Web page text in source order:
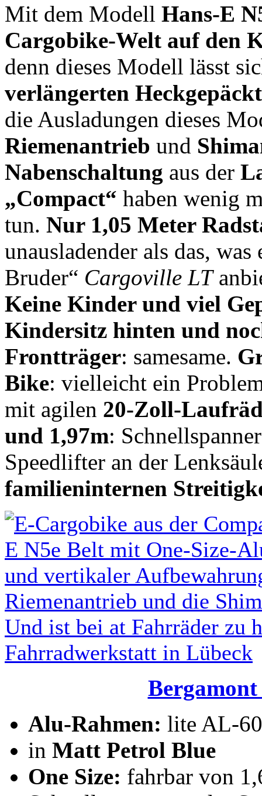
Mit dem Modell Hans-E
Cargobike-Welt auf den
denn dieses Modell lässt
verlängerten
die Ausladungen dieses
Riemenantrieb und
Nabenschaltung aus der
„Compact“ haben wenig
tun. Nur 1,05 Meter
unausladender als das,
Bruder“ Cargoville LT
Keine Kinder und viel
Kindersitz hinten und
Frontträger: samesame.
Bike: vielleicht ein
mit agilen 20-Zoll-
und 1,97m:
Speedlifter an der
familieninternen
Alu-Rahmen: lite AL-
in Matt Petrol Blue
One Size: fahrbar von